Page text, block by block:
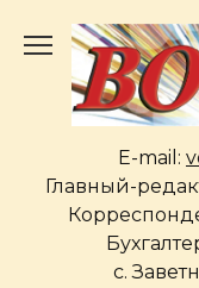
содержанию
E-mail:
Главный-
с.